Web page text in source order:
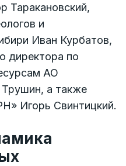
Таракановский,
и
Иван Курбатов,
директора по
АО
а также
Игорь Свинтицкий.